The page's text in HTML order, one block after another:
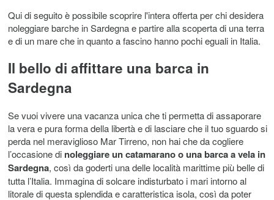
Qui di seguito è possibile scoprire l'intera offerta per chi desidera
noleggiare barche in Sardegna e partire alla scoperta di una terra
e di un mare che in quanto a fascino hanno pochi eguali in Italia.
Il bello di affittare una barca in
Sardegna
Se vuoi vivere una vacanza unica che ti permetta di assaporare
la vera e pura forma della libertà e di lasciare che il tuo sguardo si
perda nel meraviglioso Mar Tirreno, non hai che da cogliere
l’occasione di noleggiare un catamarano o una barca a vela in
Sardegna, così da goderti una delle località marittime più belle di
tutta l’Italia. Immagina di solcare indisturbato i mari intorno al
litorale di questa splendida e caratteristica isola, così da poter